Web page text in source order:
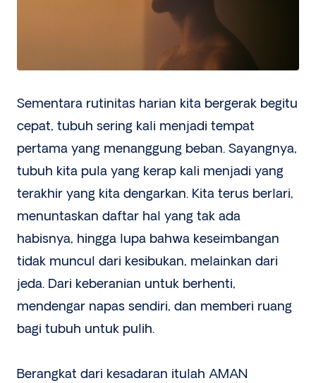
Sementara rutinitas harian kita bergerak begitu
cepat, tubuh sering kali menjadi tempat
pertama yang menanggung beban. Sayangnya,
tubuh kita pula yang kerap kali menjadi yang
terakhir yang kita dengarkan. Kita terus berlari,
menuntaskan daftar hal yang tak ada
habisnya, hingga lupa bahwa keseimbangan
tidak muncul dari kesibukan, melainkan dari
jeda. Dari keberanian untuk berhenti,
mendengar napas sendiri, dan memberi ruang
bagi tubuh untuk pulih.
Berangkat dari kesadaran itulah AMAN